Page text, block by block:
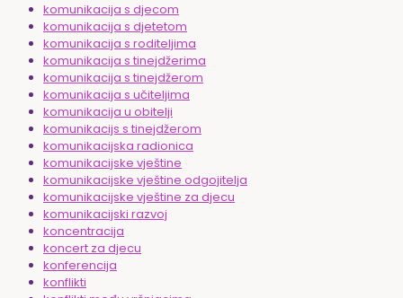
komunikacija s djecom
komunikacija s djetetom
komunikacija s roditeljima
komunikacija s tinejdžerima
komunikacija s tinejdžerom
komunikacija s učiteljima
komunikacija u obitelji
komunikacijs s tinejdžerom
komunikacijska radionica
komunikacijske vještine
komunikacijske vještine odgojitelja
komunikacijske vještine za djecu
komunikacijski razvoj
koncentracija
koncert za djecu
konferencija
konflikti